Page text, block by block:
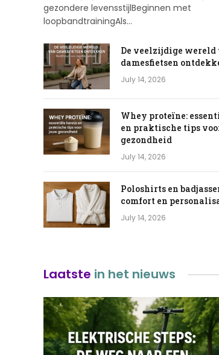
gezondere levensstijlBeginnen met
loopbandtrainingAls…
De veelzijdige wereld
damesfietsen
July 14, 2026
Whey proteïne:
en praktische tips
gezondheid
July 14, 2026
Poloshirts en
comfort en
July 14, 2026
Laatste in het nieuws